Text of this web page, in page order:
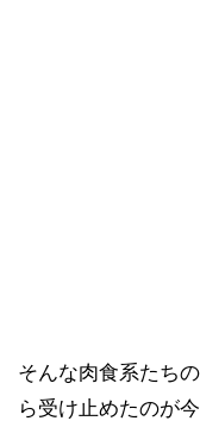
そんな肉食系たち
ら受け止めたのが